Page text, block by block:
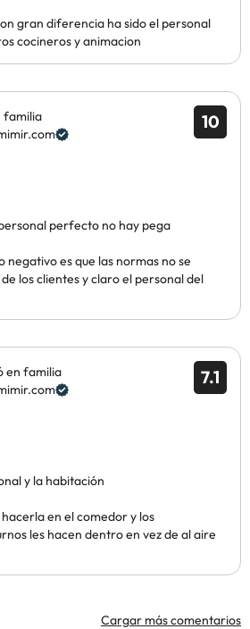
gran diferencia ha sido el personal
cocineros y animacion
10
familia
perfecto no hay pega
negativo es que las normas no se
los clientes y claro el personal del
7.1
en familia
y la habitación
en el comedor y los
les hacen dentro en vez de al aire
Cargar más comentarios